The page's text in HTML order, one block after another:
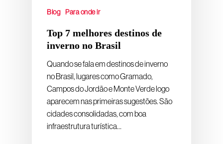
Blog Para onde ir
Top 7 melhores destinos de
inverno no Brasil
Quando se fala em destinos de inverno
no Brasil, lugares como Gramado,
Campos do Jordão e Monte Verde logo
aparecem nas primeiras sugestões. São
cidades consolidadas, com boa
infraestrutura turística…